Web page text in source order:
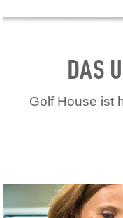
DAS
Golf House ist